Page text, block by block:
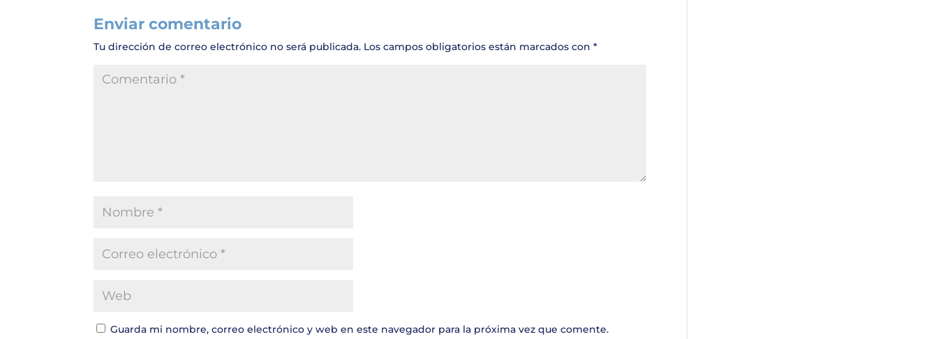
Enviar comentario
Tu dirección de correo electrónico no será publicada. Los campos obligatorios están marcados con*
Guarda mi nombre, correo electrónico y web en este navegador para la próxima vez que comente.